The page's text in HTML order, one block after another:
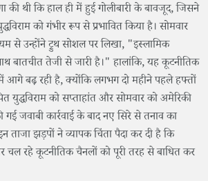
की थी कि हाल ही में हुई गोलीबारी के बावजूद, जिसने
को गंभीर रूप से प्रभावित किया है। सोमवार
से उन्होंने ट्रुथ सोशल पर लिखा, "इस्लामिक
बातचीत तेजी से जारी है।" हालांकि, यह कूटनीतिक
आगे बढ़ रही है, क्योंकि लगभग दो महीने पहले हफ्तों
युद्धविराम को सप्ताहांत और सोमवार को अमेरिकी
गई जवाबी कार्रवाई के बाद नए सिरे से तनाव का
ताजा झड़पों ने व्यापक चिंता पैदा कर दी है कि
चल रहे कूटनीतिक चैनलों को पूरी तरह से बाधित कर